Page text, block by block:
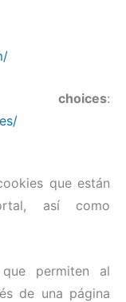
:
que están
así como
permiten al
de una página